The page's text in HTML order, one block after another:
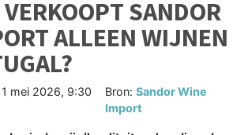
SANDOR
ALLEEN WIJNEN
mei 2026, 9:30
Bron: Sandor Wine
Import